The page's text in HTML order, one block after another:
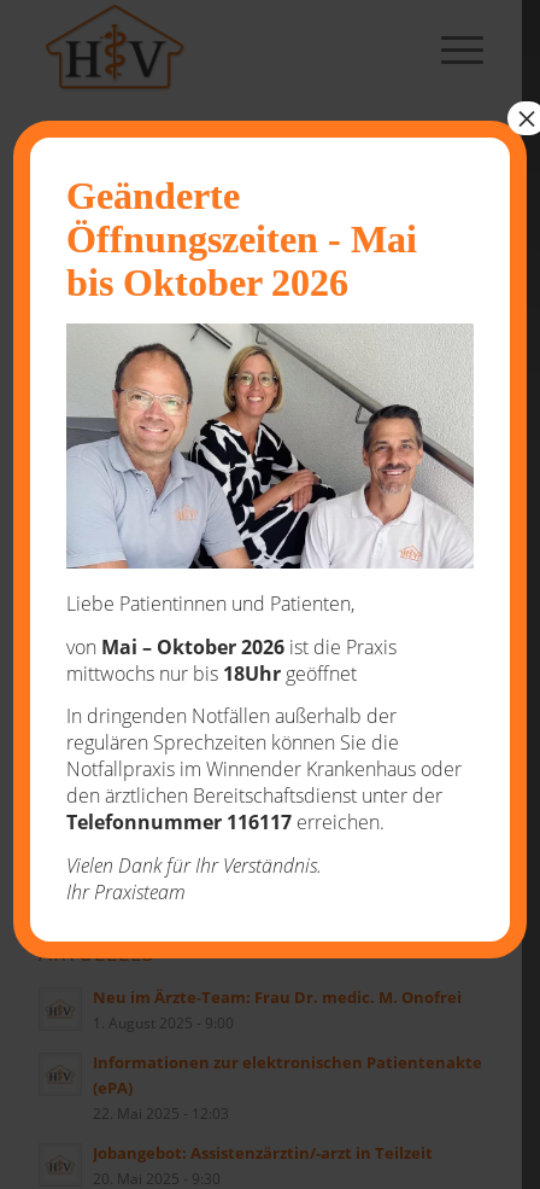
ÄRZTE
19. JULI 2024 / VONSTEPHAN BOGUSCH
Eintrag teilen
AKTUELLES
Neu im Ärzte-Team: Frau Dr. medic. M. Onofrei
1. August 2025 - 9:00
Informationen zur elektronischen Patientenakte
(ePA)
22. Mai 2025 - 12:03
Jobangebot: Assistenzärztin/-arzt in Teilzeit
20. Mai 2025 - 9:30
Geänderte
Öffnungszeiten - Mai
bis Oktober 2026
Liebe Patientinnen und Patienten,
von Mai – Oktober 2026 ist die Praxis
mittwochs nur bis 18Uhr geöffnet
In dringenden Notfällen außerhalb der
regulären Sprechzeiten können Sie die
Notfallpraxis im Winnender Krankenhaus oder
den ärztlichen Bereitschaftsdienst unter der
Telefonnummer 116117 erreichen.
Vielen Dank für Ihr Verständnis.
Ihr Praxisteam
×